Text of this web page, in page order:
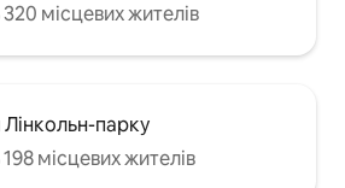
місцевих жителів
парку
місцевих жителів